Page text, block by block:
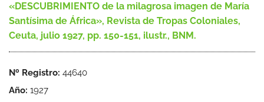
«DESCUBRIMIENTO de la milagrosa imagen de María
Santísima de África», Revista de Tropas Coloniales,
Ceuta, julio 1927, pp. 150-151, ilustr., BNM.
Nº Registro: 44640
Año: 1927